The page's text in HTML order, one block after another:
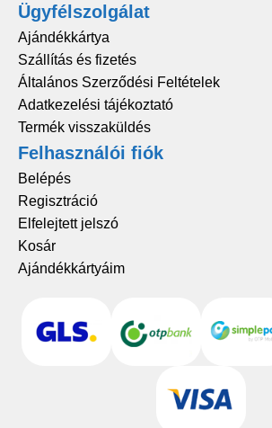
Ügyfélszolgálat
Ajándékkártya
Szállítás és fizetés
Általános Szerződési Feltételek
Adatkezelési tájékoztató
Termék visszaküldés
Felhasználói fiók
Belépés
Regisztráció
Elfelejtett jelszó
Kosár
Ajándékkártyáim